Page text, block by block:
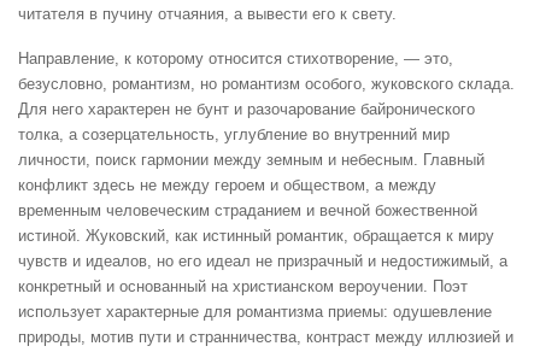
читателя в пучину отчаяния, а вывести его к свету.
Направление, к которому относится стихотворение, — это,
безусловно, романтизм, но романтизм особого, жуковского склада.
Для него характерен не бунт и разочарование байронического
толка, а созерцательность, углубление во внутренний мир
личности, поиск гармонии между земным и небесным. Главный
конфликт здесь не между героем и обществом, а между
временным человеческим страданием и вечной божественной
истиной. Жуковский, как истинный романтик, обращается к миру
чувств и идеалов, но его идеал не призрачный и недостижимый, а
конкретный и основанный на христианском вероучении. Поэт
использует характерные для романтизма приемы: одушевление
природы, мотив пути и странничества, контраст между иллюзией и